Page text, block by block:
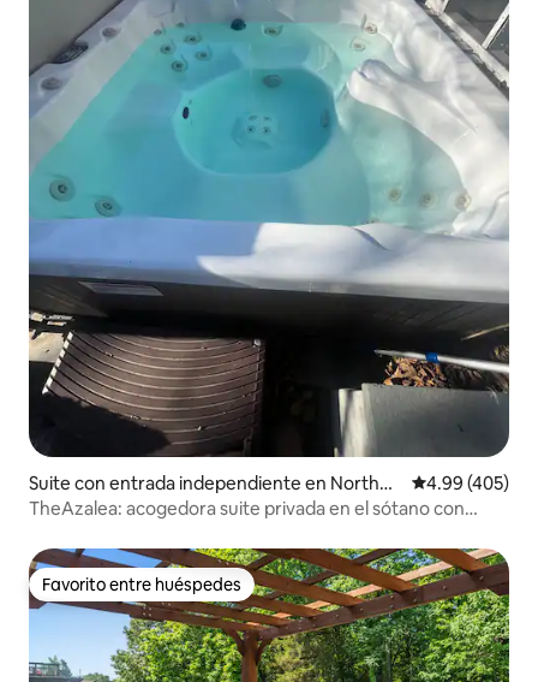
Suite con entrada independiente en Northea
st Washington
Calificación
4.99 (405)
TheAzalea: acogedora suite privada en el sótano con
Favorito entre huéspedes
Favorito entre huéspedes